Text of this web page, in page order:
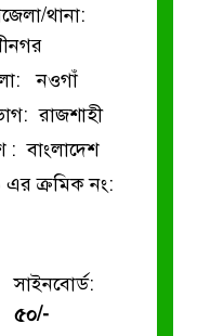
থানা:
নওগাঁ
রাজশাহী
: বাংলাদেশ
ক্রমিক নং:
সাইনবোর্ড:
৫০/-